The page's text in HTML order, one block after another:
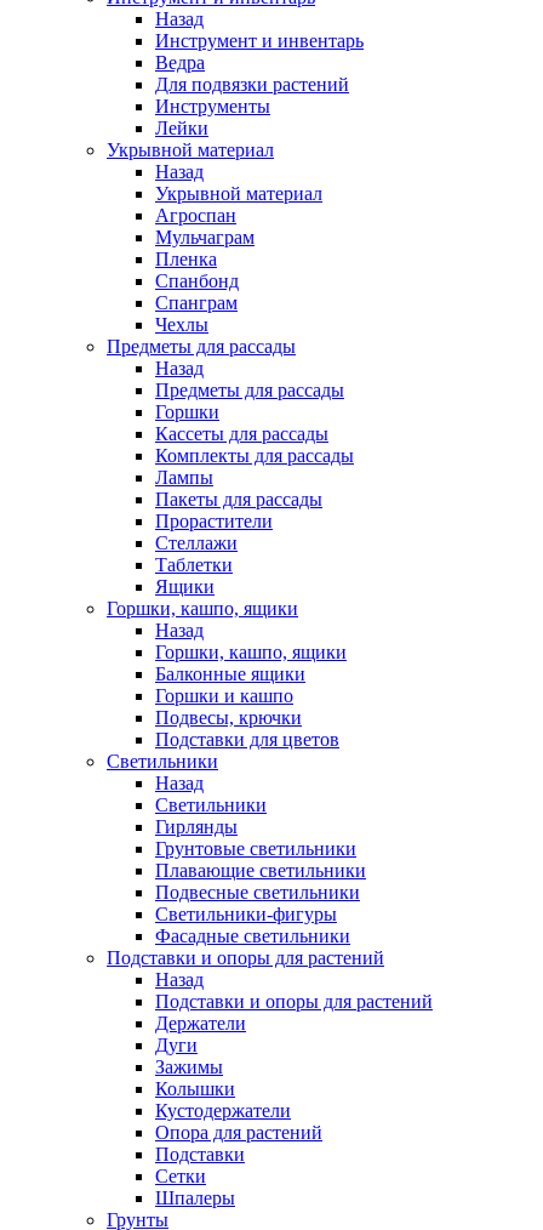
Назад
Инструмент и инвентарь
Ведра
Для подвязки растений
Инструменты
Лейки
Укрывной материал
Назад
Укрывной материал
Агроспан
Мульчаграм
Пленка
Спанбонд
Спанграм
Чехлы
Предметы для рассады
Назад
Предметы для рассады
Горшки
Кассеты для рассады
Комплекты для рассады
Лампы
Пакеты для рассады
Прорастители
Стеллажи
Таблетки
Ящики
Горшки, кашпо, ящики
Назад
Горшки, кашпо, ящики
Балконные ящики
Горшки и кашпо
Подвесы, крючки
Подставки для цветов
Светильники
Назад
Светильники
Гирлянды
Грунтовые светильники
Плавающие светильники
Подвесные светильники
Светильники-фигуры
Фасадные светильники
Подставки и опоры для растений
Назад
Подставки и опоры для растений
Держатели
Дуги
Зажимы
Колышки
Кустодержатели
Опора для растений
Подставки
Сетки
Шпалеры
Грунты